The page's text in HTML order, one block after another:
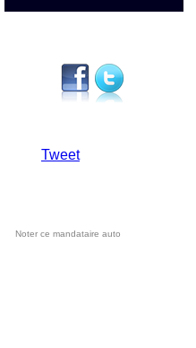
Tweet
Noter ce mandataire auto